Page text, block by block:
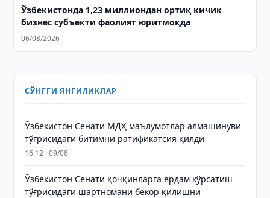
Ўзбекистонда 1,23 миллиондан ортиқ кичик
бизнес субъекти фаолият юритмоқда
06/08/2026
СЎНГГИ ЯНГИЛИКЛАР
Ўзбекистон Сенати МДҲ маълумотлар алмашинуви
тўғрисидаги битимни ратификатсия қилди
16:12 · 09/08
Ўзбекистон Сенати қочқинларга ёрдам кўрсатиш
тўғрисидаги шартномани бекор қилишни